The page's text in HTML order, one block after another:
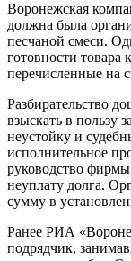
Воронежская
должна была
песчаной смеси.
готовности товара
перечисленные на
Разбирательство
взыскать в пользу
неустойку и
исполнительное
руководство фирмы
неуплату долга.
сумму в
Ранее РИА
подрядчик,